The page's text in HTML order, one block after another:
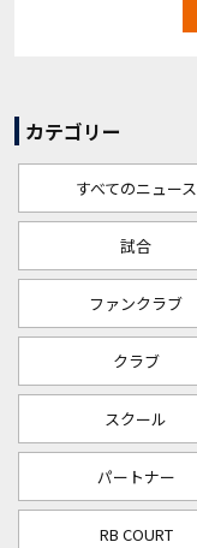
カテゴリー
すべてのニュース
試合
ファンクラブ
クラブ
スクール
パートナー
RB COURT